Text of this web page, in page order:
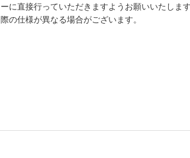
ーに直接行っていただきますようお願いいたしま
際の仕様が異なる場合がございます。